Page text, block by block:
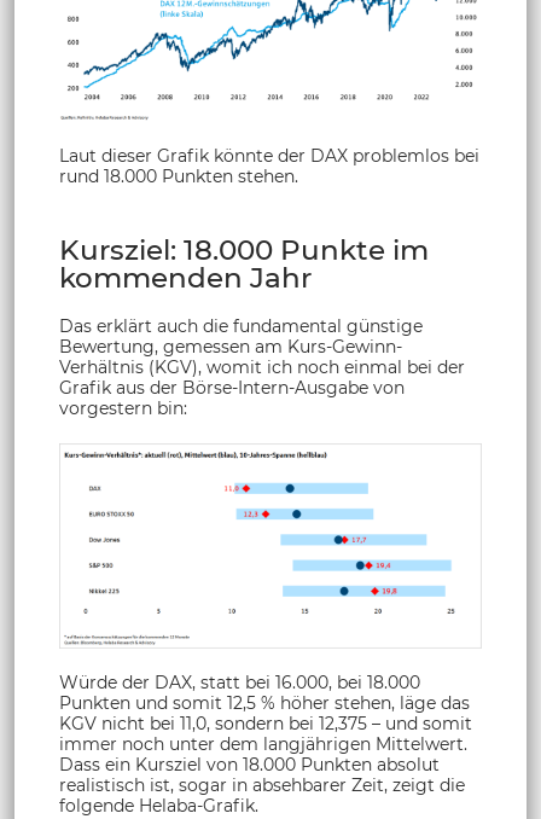
Laut dieser Grafik könnte der DAX problemlos bei
rund 18.000 Punkten stehen.
Kursziel: 18.000 Punkte im
kommenden Jahr
Das erklärt auch die fundamental günstige
Bewertung, gemessen am Kurs-Gewinn-
Verhältnis (KGV), womit ich noch einmal bei der
Grafik aus der Börse-Intern-Ausgabe von
vorgestern bin:
Würde der DAX, statt bei 16.000, bei 18.000
Punkten und somit 12,5 % höher stehen, läge das
KGV nicht bei 11,0, sondern bei 12,375 – und somit
immer noch unter dem langjährigen Mittelwert.
Dass ein Kursziel von 18.000 Punkten absolut
realistisch ist, sogar in absehbarer Zeit, zeigt die
folgende Helaba-Grafik.